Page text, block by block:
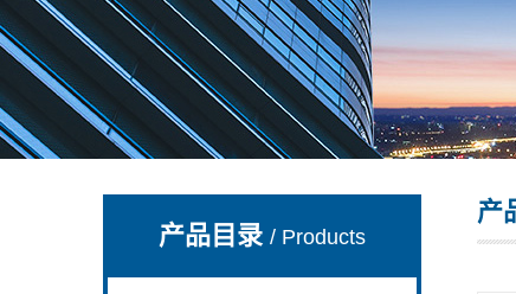
深圳市深博瑞仪器仪表有限公司
产品目录/ Products
产